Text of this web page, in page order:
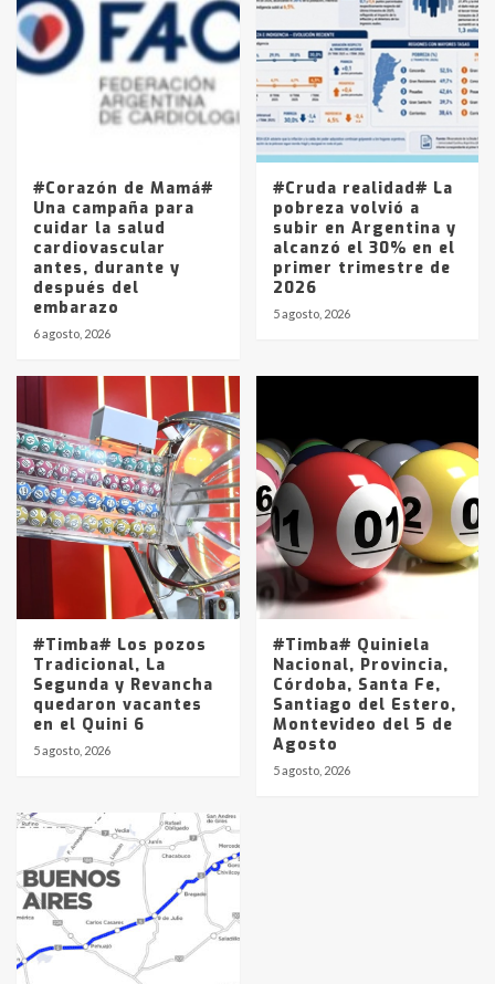
4
joven de Trenque Lauquen
Los precios de los combustibles en
La Pampa, desde YPF hasta Axion
entre 857 a 1338 pesos
#Corazón de Mamá#
Una campaña para
cuidar la salud
cardiovascular
antes, durante y
después del
embarazo
6 agosto, 2026
#Cruda realidad# La
pobreza volvió a
subir en Argentina y
alcanzó el 30% en el
primer trimestre de
2026
5 agosto, 2026
#Timba# Los pozos
Tradicional, La
Segunda y Revancha
quedaron vacantes
en el Quini 6
5 agosto, 2026
#Timba# Quiniela
Nacional, Provincia,
Córdoba, Santa Fe,
Santiago del Estero,
Montevideo del 5 de
Agosto
5 agosto, 2026